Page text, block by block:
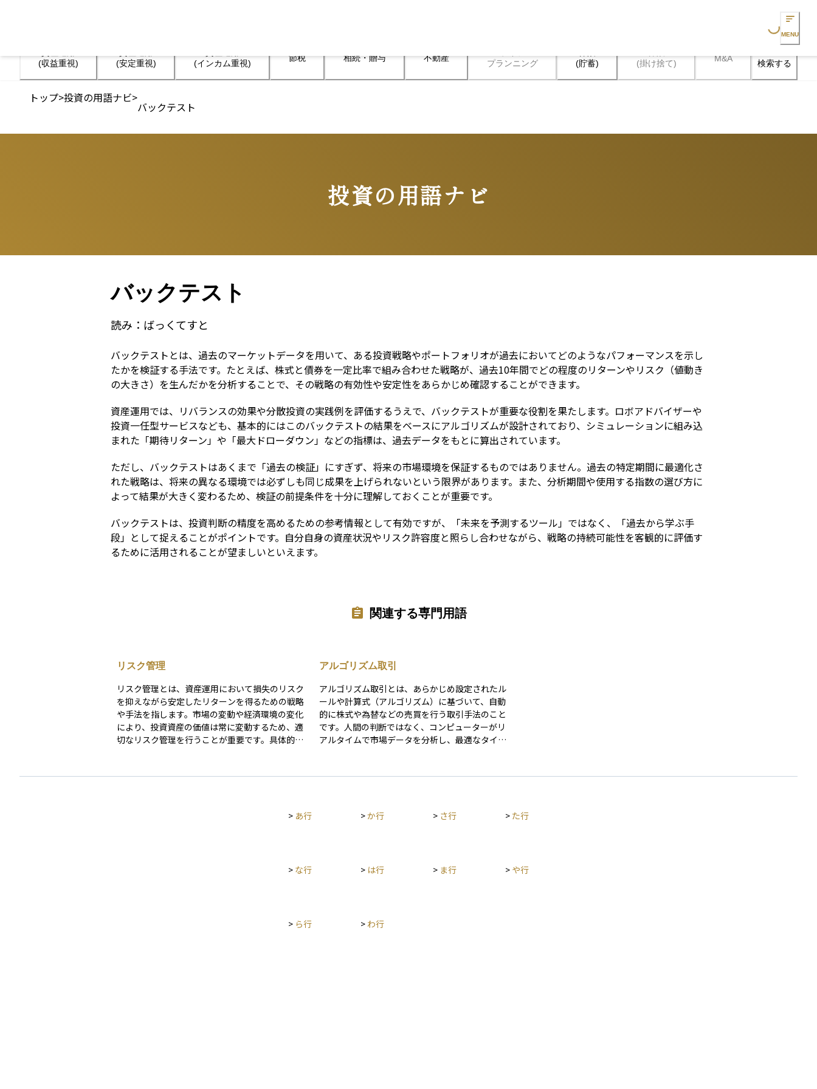
Loading... MENU
(収益重視)
(安定重視)
(インカム重視)
節税 相続・贈与 不動産
プランニング
(貯蓄)
(掛け捨て)
M&A 検索する
トップ>投資の用語ナビ>
バックテスト
投資の用語ナビ
Terms
バックテスト
読み： ばっくてすと
バックテストとは、過去のマーケットデータを用いて、ある投資戦略やポートフォリオが過去においてどのようなパフォーマンスを示し
たかを検証する手法です。たとえば、株式と債券を一定比率で組み合わせた戦略が、過去10年間でどの程度のリターンやリスク（値動き
の大きさ）を生んだかを分析することで、その戦略の有効性や安定性をあらかじめ確認することができます。
資産運用では、リバランスの効果や分散投資の実践例を評価するうえで、バックテストが重要な役割を果たします。ロボアドバイザーや
投資一任型サービスなども、基本的にはこのバックテストの結果をベースにアルゴリズムが設計されており、シミュレーションに組み込
まれた「期待リターン」や「最大ドローダウン」などの指標は、過去データをもとに算出されています。
ただし、バックテストはあくまで「過去の検証」にすぎず、将来の市場環境を保証するものではありません。過去の特定期間に最適化さ
れた戦略は、将来の異なる環境では必ずしも同じ成果を上げられないという限界があります。また、分析期間や使用する指数の選び方に
よって結果が大きく変わるため、検証の前提条件を十分に理解しておくことが重要です。
バックテストは、投資判断の精度を高めるための参考情報として有効ですが、「未来を予測するツール」ではなく、「過去から学ぶ手
段」として捉えることがポイントです。自分自身の資産状況やリスク許容度と照らし合わせながら、戦略の持続可能性を客観的に評価す
るために活用されることが望ましいといえます。
関連する専門用語
リスク管理
リスク管理とは、資産運用において損失のリスク
を抑えながら安定したリターンを得るための戦略
や手法を指します。市場の変動や経済環境の変化
により、投資資産の価値は常に変動するため、適
切なリスク管理を行うことが重要です。具体的に
定期的に見直す、ストップロス（損切り）ルール
リオを調整することも有効です。適切なリスク管
アルゴリズム取引
アルゴリズム取引とは、あらかじめ設定されたル
ールや計算式（アルゴリズム）に基づいて、自動
的に株式や為替などの売買を行う取引手法のこと
です。人間の判断ではなく、コンピューターがリ
アルタイムで市場データを分析し、最適なタイミ
たら売る」「出来高が増えたら買う」などの条件
めて機械が自動で売買してくれる仕組み」と考え
激な価格変動を招くリスクもあります。
> あ行 >か行 > さ行 > た行
> な行 > は行 > ま行 > や行
> ら行 > わ行